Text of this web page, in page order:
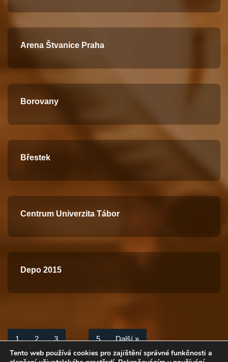
Arena Štvanice Praha
Borovany
Břestek
Centrum Univerzita Tábor
Depo 2015
1 2 3 … 5 Další »
Tento web používá cookies pro zajištění správné funkčnosti a